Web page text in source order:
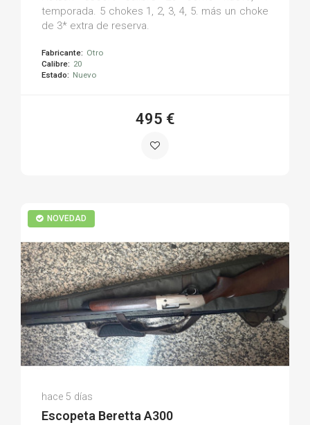
temporada. 5 chokes 1, 2, 3, 4, 5. más un choke
de 3* extra de reserva.
Fabricante: Otro
Calibre: 20
Estado: Nuevo
495 €
NOVEDAD
Ángel Manuel A.
(0)
hace 5 días
Escopeta Beretta A300